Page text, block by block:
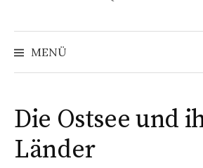
MENÜ
Die Ostsee und
Länder